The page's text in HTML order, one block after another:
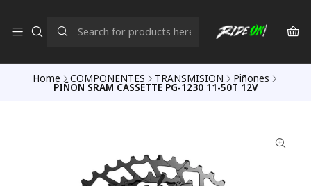
Home COMPONENTES TRANSMISION Piñones
PIÑON SRAM CASSETTE PG-1230 11-50T 12V